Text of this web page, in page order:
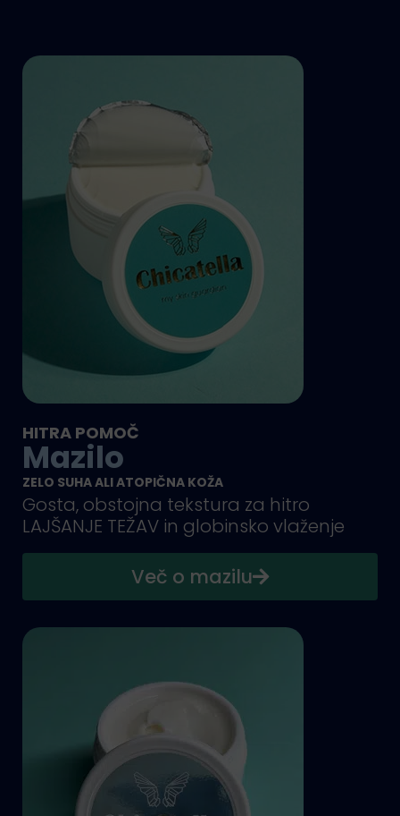
HITRA POMOČ
Mazilo
ZELO SUHA ALI ATOPIČNA KOŽA
Gosta, obstojna tekstura za hitro
LAJŠANJE TEŽAV in globinsko vlaženje
Več o mazilu